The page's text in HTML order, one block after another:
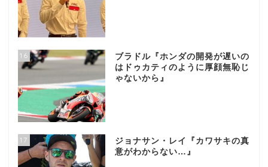
16
ブラドル『ホンダの開発が遅いの
はドゥカティのように厚顔無恥じ
ゃないから』
17
ジョナサン・レイ『カワサキの真
意がわからない…』